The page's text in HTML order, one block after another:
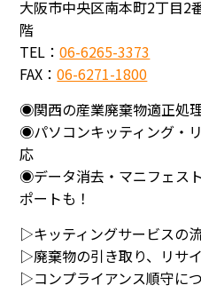
大阪市中央区南本町2丁目2
階
TEL：06-6265-3373
FAX：06-6271-1800
◉関西の産業廃棄物適正処
◉パソコンキッティング・
応
◉データ消去・マニフェス
ポートも！
▷キッティングサービスの
▷廃棄物の引き取り、リサ
▷コンプライアンス順守に